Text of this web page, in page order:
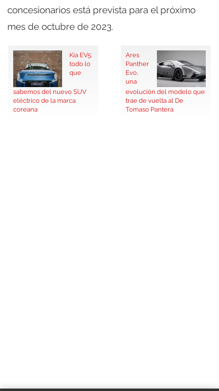
concesionarios está prevista para el próximo
mes de octubre de 2023.
Kia EV5:
todo lo
que
sabemos del nuevo SUV
eléctrico de la marca
coreana
Ares
Panther
Evo,
una
evolución del modelo que
trae de vuelta al De
Tomaso Pantera